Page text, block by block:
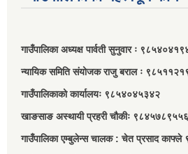
गाउँपालिका अध्यक्ष पार्वती सुनुवार ः
न्यायिक समिति संयोजक राजु बराल ः
गाउँपालिकाको कार्यालयः ९८५४०४५३४२
खाङसाङ अस्थायी प्रहरी चौकीः ९८४५७८९५५६
गाउँपालिका एम्बुलेन्स चालक : चेत प्रसाद